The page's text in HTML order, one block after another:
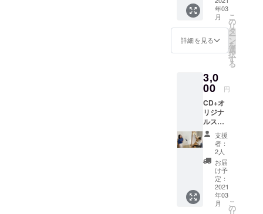
年03
月
詳細を見る
こ
の
リ
タ
ー
ン
を
選
択
す
る
3,0
00 円
CD+オ
リジナ
ルス
テッ
カーの
コー
ス。
支援
者：
2人
お届
け予
定：
2021
年03
月
こ
の